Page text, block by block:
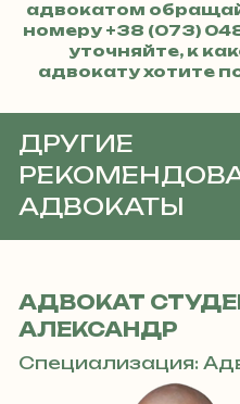
адвокатом
номеру +38 (073)
уточняйте, к
адвокату хотите
ДРУГИЕ
АДВОКАТЫ
АДВОКАТ
АЛЕКСАНДР
Специализация: